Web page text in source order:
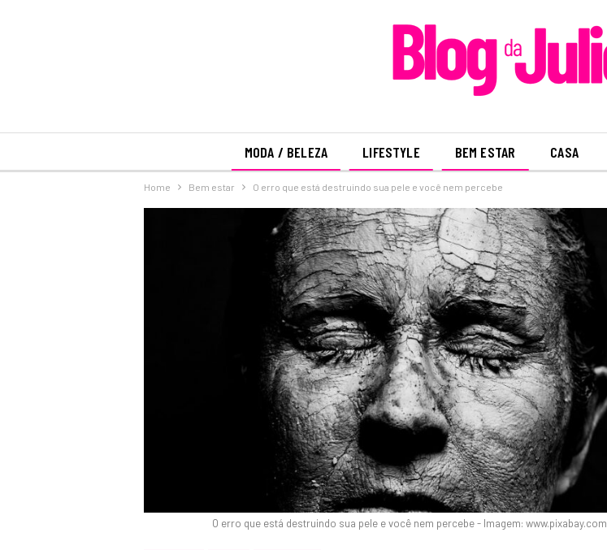
MODA / BELEZA LIFESTYLE BEM ESTAR CASA
Home Bem estar O erro que está destruindo sua pele e você nem percebe
O erro que está destruindo sua pele e você nem percebe - Imagem: www.pixabay.com